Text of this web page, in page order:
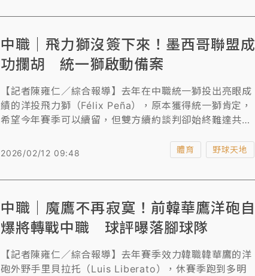
證據、辨識高風險語句，像是「顛覆醫學」或「不必看醫
中職｜飛力獅沒簽下來！墨西哥聯盟成
功攔胡 統一獅啟動備案
【記者陳雍仁／綜合報導】去年在中職統一獅投出亮眼成
績的洋投飛力獅（Félix Peña），原本獲得統一獅肯定，
希望今年賽季可以續留，但雙方續約談判卻始終難達共
成功攔胡，官宣簽下飛力獅，統一獅將啟動備案。
2026/02/12 09:48 體育 野球天地
中職｜魔鷹不再寂寞！前韓華鷹洋砲自
爆將轉戰中職 球評曝落腳球隊
【記者陳雍仁／綜合報導】去年賽季效力韓職韓華鷹的洋
砲外野手里貝拉托（Luis Liberato），休賽季跑到多明